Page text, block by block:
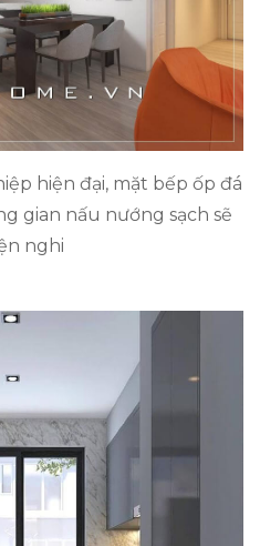
hiện đại, mặt bếp ốp đá
gian nấu nướng sạch sẽ
nghi